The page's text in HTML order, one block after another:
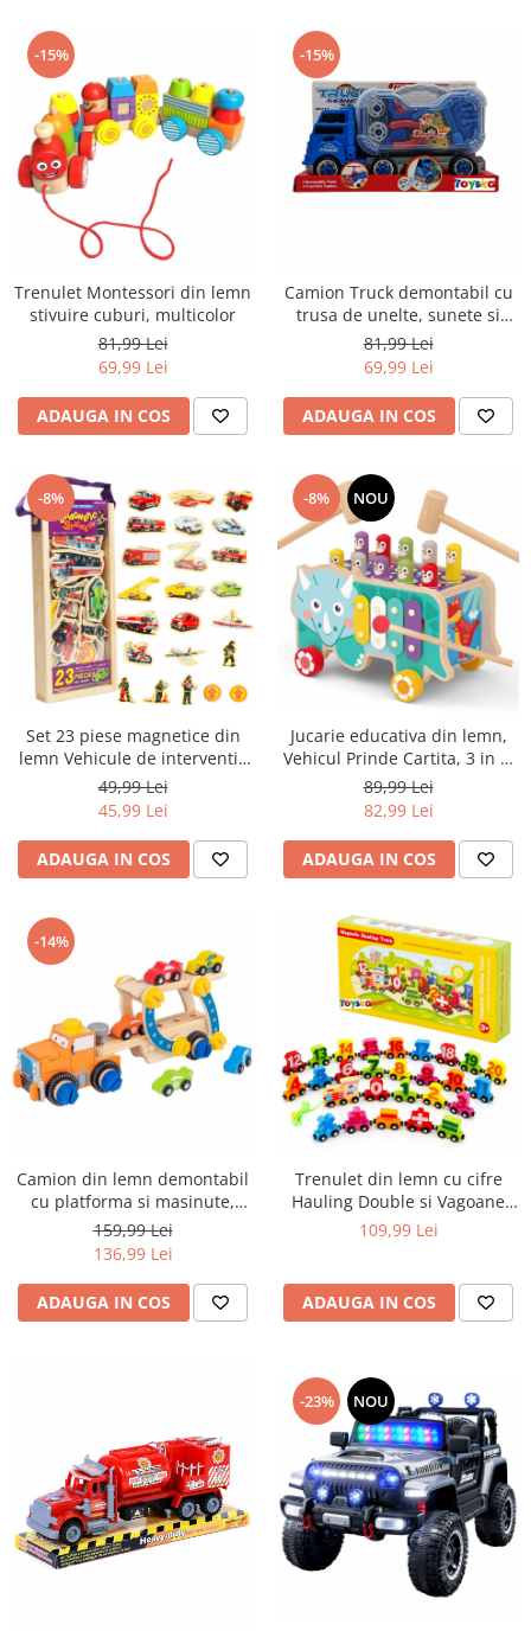
-15%
Trenulet Montessori din lemn
stivuire cuburi, multicolor
81,99 Lei
69,99 Lei
ADAUGA IN COS
-15%
Camion Truck demontabil cu
trusa de unelte, sunete si
lumini, multicolor
81,99 Lei
69,99 Lei
ADAUGA IN COS
-8%
Set 23 piese magnetice din
lemn Vehicule de interventie
Magnetic Stickers ,multicolor
49,99 Lei
45,99 Lei
ADAUGA IN COS
-8% NOU
Jucarie educativa din lemn,
Vehicul Prinde Cartita, 3 in 1,
multicolor
89,99 Lei
82,99 Lei
ADAUGA IN COS
-14%
Camion din lemn demontabil
cu platforma si masinute,
multicolor
159,99 Lei
136,99 Lei
ADAUGA IN COS
Trenulet din lemn cu cifre
Hauling Double si Vagoane
Magnetice, multicolor
109,99 Lei
ADAUGA IN COS
-23% NOU